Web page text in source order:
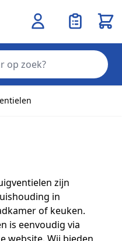
zijn
in
of keuken.
is eenvoudig via